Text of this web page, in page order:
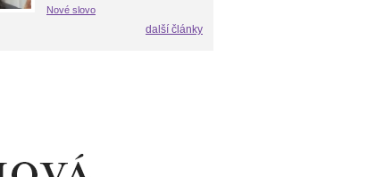
Nové slovo
další články